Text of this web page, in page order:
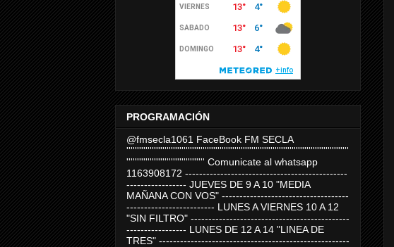
PROGRAMACIÓN
@fmsecla1061 FaceBook FM SECLA
'''''''''''''''''''''''''''''''''''''''''''''''''''''''''''''''''''''''''''''''''''''''''''''''''''''''''
''''''''''''''''''''''''''''''''''''' Comunicate al whatsapp
1163908172 ----------------------------------------------
----------------- JUEVES DE 9 A 10 "MEDIA
MAÑANA CON VOS" ------------------------------------
------------------------- LUNES A VIERNES 10 A 12
"SIN FILTRO" ---------------------------------------------
----------------- LUNES DE 12 A 14 "LINEA DE
TRES" ------------------------------------------------------